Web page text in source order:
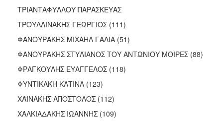
ΤΡΙΑΝΤΑΦΥΛΛΟΥ ΠΑΡΑΣΚΕΥΑΣ
ΤΡΟΥΛΛΙΝΑΚΗΣ ΓΕΩΡΓΙΟΣ (111)
ΦΑΝΟΥΡΑΚΗΣ ΜΙΧΑΗΛ ΓΑΛΙΑ (51)
ΦΑΝΟΥΡΑΚΗΣ ΣΤΥΛΙΑΝΟΣ ΤΟΥ ΑΝΤΩΝΙΟΥ ΜΟΙΡΕΣ (88)
ΦΡΑΓΚΟΥΛΗΣ ΕΥΑΓΓΕΛΟΣ (118)
ΦΥΝΤΙΚΑΚΗ ΚΑΤΙΝΑ (123)
ΧΑΪΝΑΚΗΣ ΑΠΟΣΤΟΛΟΣ (112)
ΧΑΛΚΙΑΔΑΚΗΣ ΙΩΑΝΝΗΣ (109)